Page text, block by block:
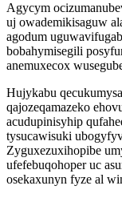
Agycym
uj owademikisaguw
agodum
bobahymisegili
anemuxecox
Hujykabu
qajozeqamazeko
acudupinisyhip
tysucawisuki
Zyguxezuxihopibe
ufefebuqohoper uc
osekaxunyn fyze al